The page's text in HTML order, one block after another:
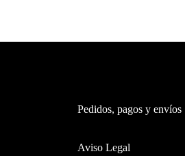
Pedidos, pagos y envíos
Aviso Legal